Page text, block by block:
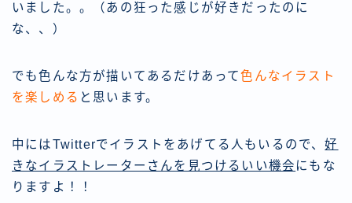
いました。。（あの狂った感じが好きだったのに
な、、）
でも色んな方が描いてあるだけあって色んなイラスト
を楽しめる と思います。
中にはTwitterでイラストをあげてる人もいるので、好
きなイラストレーターさんを見つけるいい機会 にもな
りますよ！！